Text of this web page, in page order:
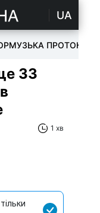
UA
ПРОТОКА
33
1 хв